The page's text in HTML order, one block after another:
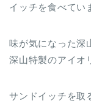
イッチを食べてい
味が気になった深
深山特製のアイオ
サンドイッチを取